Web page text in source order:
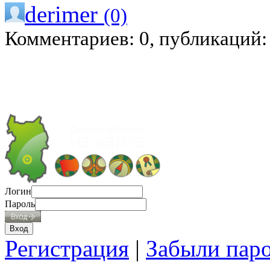
derimer (0)
Комментариев: 0,
Логин
Пароль
Регистрация | Забыли